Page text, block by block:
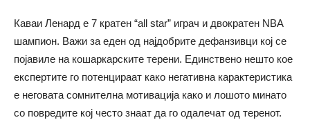
Каваи Ленард е 7 кратен “all star” играч и двократен NBA
шампион. Важи за еден од најдобрите дефанзивци кој се
појавиле на кошаркарските терени. Единствено нешто кое
експертите го потенцираат како негативна карактеристика
е неговата сомнителна мотивација како и лошото минато
со повредите кој често знаат да го одалечат од теренот.